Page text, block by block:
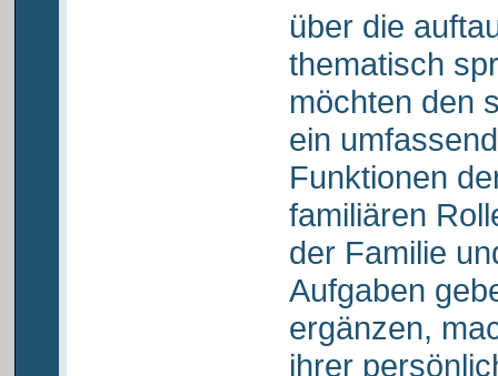
über die
thematisch
möchten den
ein
Funktionen
familiären
der Familie
Aufgaben
ergänzen,
ihrer